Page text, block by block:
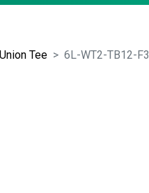
Union Tee 6L-WT2-TB12-F3